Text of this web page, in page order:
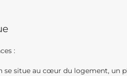
:
se situe au cœur du logement, un